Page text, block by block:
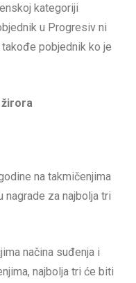
kategoriji
u Progresiv ni
takođe pobjednik ko je
žirora
na takmičenjima
za najbolja tri
načina suđenja i
najbolja tri će biti